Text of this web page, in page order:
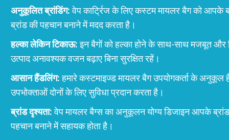
अनुकूलित ब्रांडिंग:वेप कार्ट्रिज के लिए कस्टम मायलर बैग को आपके
ब्रांड की पहचान बनाने में मदद करता है।
हल्का लेकिन टिकाऊ:इन बैगों को हल्का होने के साथ-साथ मजबूत और
उत्पाद अनावश्यक वजन बढ़ाए बिना सुरक्षित रहें।
आसान हैंडलिंग:हमारे कस्टमाइज्ड मायलर बैग उपयोगकर्ता के अनुकूल
उपभोक्ताओं दोनों के लिए सुविधा प्रदान करता है।
ब्रांड दृश्यता:वेप मायलर बैग्स का अनुकूलन योग्य डिजाइन आपके ब्रांड
पहचान बनाने में सहायक होता है।